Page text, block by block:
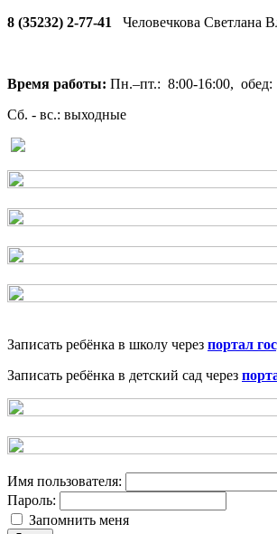
8 (35232) 2-77-41 Человечкова Светлана
Время работы: Пн.–пт.: 8:00-16:00, обед:
Сб. - вс.: выходные
Записать ребёнка в школу через портал
Записать ребёнка в детский сад через
Имя пользователя:
Пароль:
Запомнить меня